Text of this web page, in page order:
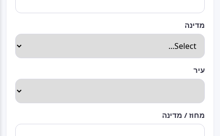
מדינה
עיר
מחוז / מדינה